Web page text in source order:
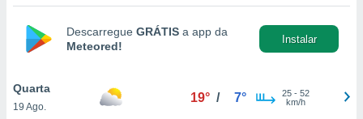
a
Descarregue GRÁTIS a app da
Meteored!
Instalar
Quarta
19 Ago.
19° / 7° 25- 52
km/h